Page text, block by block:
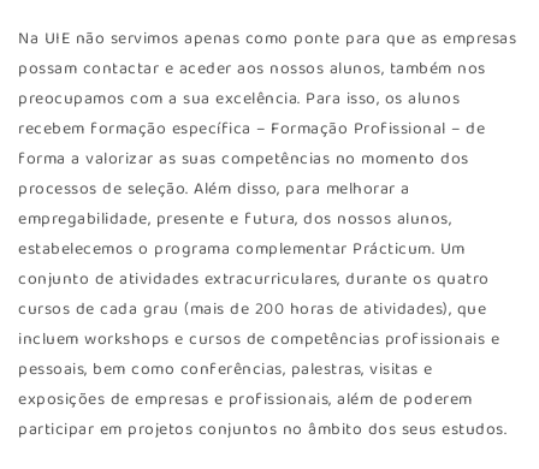
Na UIE não servimos apenas como ponte para que as empresas
possam contactar e aceder aos nossos alunos, também nos
preocupamos com a sua excelência. Para isso, os alunos
recebem formação específica – Formação Profissional – de
forma a valorizar as suas competências no momento dos
processos de seleção. Além disso, para melhorar a
empregabilidade, presente e futura, dos nossos alunos,
estabelecemos o programa complementar Prácticum. Um
conjunto de atividades extracurriculares, durante os quatro
cursos de cada grau (mais de 200 horas de atividades), que
incluem workshops e cursos de competências profissionais e
pessoais, bem como conferências, palestras, visitas e
exposições de empresas e profissionais, além de poderem
participar em projetos conjuntos no âmbito dos seus estudos.